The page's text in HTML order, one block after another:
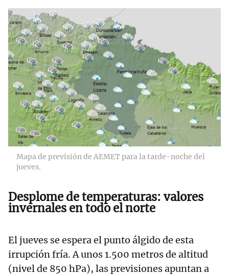
Mapa de previsión de AEMET para la tarde-noche del
jueves.
Desplome de temperaturas: valores
invernales en todo el norte
El jueves se espera el punto álgido de esta
irrupción fría. A unos 1.500 metros de altitud
(nivel de 850 hPa), las previsiones apuntan a